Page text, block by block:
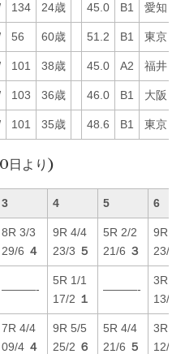
134 24歳 45.0 B1 愛知
56 60歳 51.2 B1 東京
101 38歳 45.0 A2 福井
103 36歳 46.0 B1 大阪
101 35歳 48.6 B1 東京
日より)
3 4 5 6
8R 3/3
29/6 ４
9R 4/4
23/3 ５
5R 2/2
21/6 ３
9R 2/
23/3
———-
5R 1/1
17/2 １
———-
3R 1/
13/2
7R 4/4
09/4 ４
9R 5/5
25/2 ６
5R 4/4
21/6 ５
3R 1/
12/5